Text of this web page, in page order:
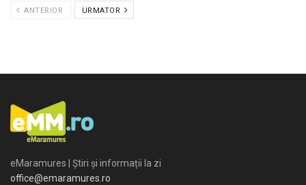
ANTERIOR URMATOR
eMaramures | Știri și informații la zi
office@emaramures.ro